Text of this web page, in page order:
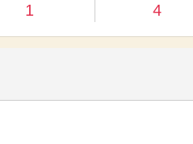
1 4